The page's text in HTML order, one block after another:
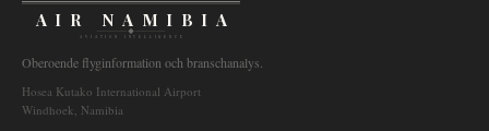
AIR NAMIBIA
AVIATION INTELLIGENCE
Oberoende flyginformation och branschanalys.
Hosea Kutako International Airport
Windhoek, Namibia